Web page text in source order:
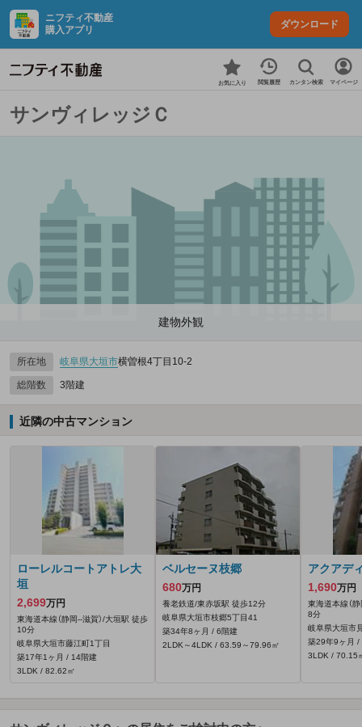
ニフティ不動産
購入アプリ
ダウンロード
お気に入り 閲覧履歴 カンタン検索 マイページ
サンヴィレッジＣ
建物外観
所在地 岐阜県大垣市横曽根4丁目10‐2
総階数 3階建
近隣の中古マンション
ローレルコートアトレ大
垣
2,699万円
東海道本線（静岡--滋賀）/大垣駅 徒歩
10分
岐阜県大垣市藤江町1丁目
築17年1ヶ月 / 14階建
3LDK / 82.62㎡
ベルセーヌ枝郷
680万円
養老鉄道/東赤坂駅 徒歩12分
岐阜県大垣市枝郷5丁目41
築34年8ヶ月 / 6階建
2LDK～4LDK / 63.59～79.96㎡
アクアデ
1,690万円
東海道本線（
8分
岐阜県大垣市
築29年9ヶ月 /
3LDK / 70.15